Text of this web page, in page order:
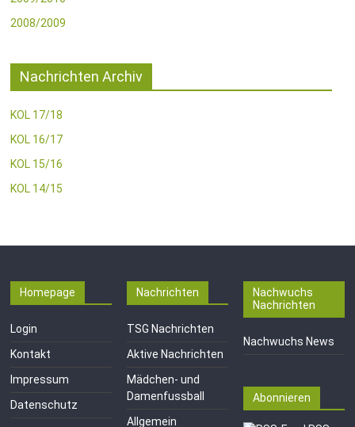
2008/2009
Nachrichten Archiv
KOL 17/18
KOL 16/17
KOL 15/16
KOL 14/15
Homepage
Login
Kontakt
Impressum
Datenschutz
Nachrichten
TSG Nachrichten
Aktive Nachrichten
Mädchen- und
Damenfussball
Allgemein
Nachwuchs
Nachrichten
Nachwuchs News
Abonnieren